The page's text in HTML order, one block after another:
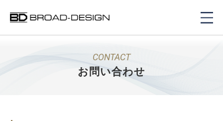
CONTACT
お問い合わせ